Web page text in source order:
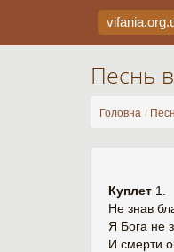
vifania.org
Песнь
Головна
Куплет 1.
Не знав
Я Бога не
И смерти